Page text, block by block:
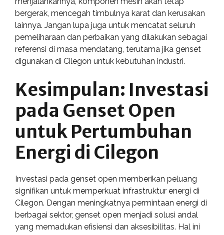
bergerak, mencegah timbulnya karat dan kerusakan
lainnya. Jangan lupa juga untuk mencatat seluruh
pemeliharaan dan perbaikan yang dilakukan sebagai
referensi di masa mendatang, terutama jika genset
digunakan di Cilegon untuk kebutuhan industri.
Kesimpulan: Investasi
pada Genset Open
untuk Pertumbuhan
Energi di Cilegon
Investasi pada genset open memberikan peluang
signifikan untuk memperkuat infrastruktur energi di
Cilegon. Dengan meningkatnya permintaan energi di
berbagai sektor, genset open menjadi solusi andal
yang memadukan efisiensi dan aksesibilitas. Hal ini